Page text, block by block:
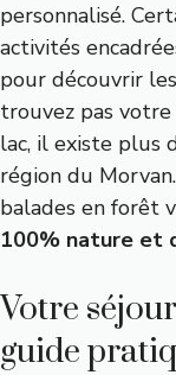
personnalisé.
activités
pour découvrir
trouvez pas
lac, il existe plus
région du
balades en forêt
100% nature et
Votre
guide